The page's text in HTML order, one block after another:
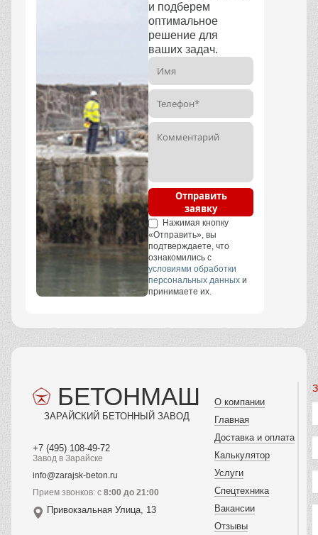
и подберем
оптимальное
решение для
ваших задач.
Отправить
заявку
Нажимая кнопку
«Отправить», вы
подтверждаете, что
ознакомились с
условиями обработки
персональных данных и
принимаете их.
БЕТОНМАШ
ЗАРАЙСКИЙ БЕТОННЫЙ ЗАВОД
+7 (495) 108-49-72
Завод в Зарайске
info@zarajsk-beton.ru
Прием звонков: с 8:00 до 21:00
Привокзальная Улица, 13
О компании
Главная
Доставка и оплата
Калькулятор
Услуги
Спецтехника
Вакансии
Отзывы